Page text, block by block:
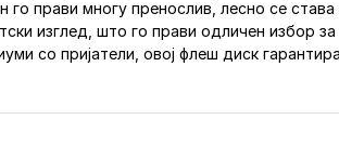
го прави многу пренослив, лесно се
изглед, што го прави одличен избор
со пријатели, овој флеш диск